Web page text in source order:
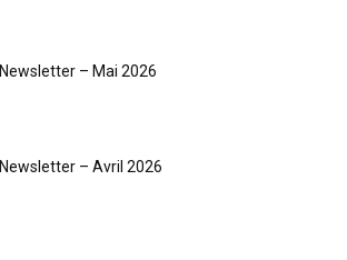
Newsletter – Mai 2026
Newsletter – Avril 2026